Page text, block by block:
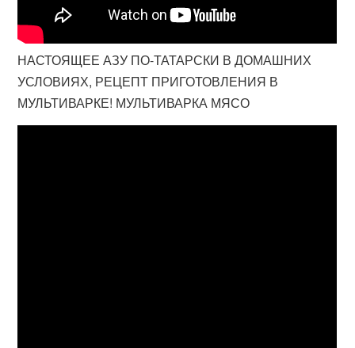
НАСТОЯЩЕЕ АЗУ ПО-ТАТАРСКИ В ДОМАШНИХ
УСЛОВИЯХ, РЕЦЕПТ ПРИГОТОВЛЕНИЯ В
МУЛЬТИВАРКЕ! МУЛЬТИВАРКА МЯСО